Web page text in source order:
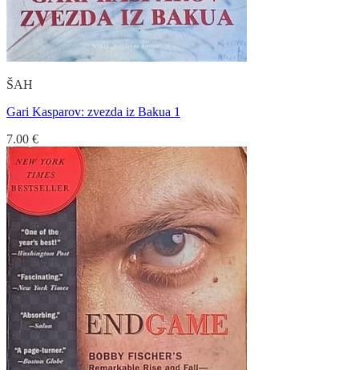
ŠAH
Gari Kasparov: zvezda iz Bakua 1
7.00 €